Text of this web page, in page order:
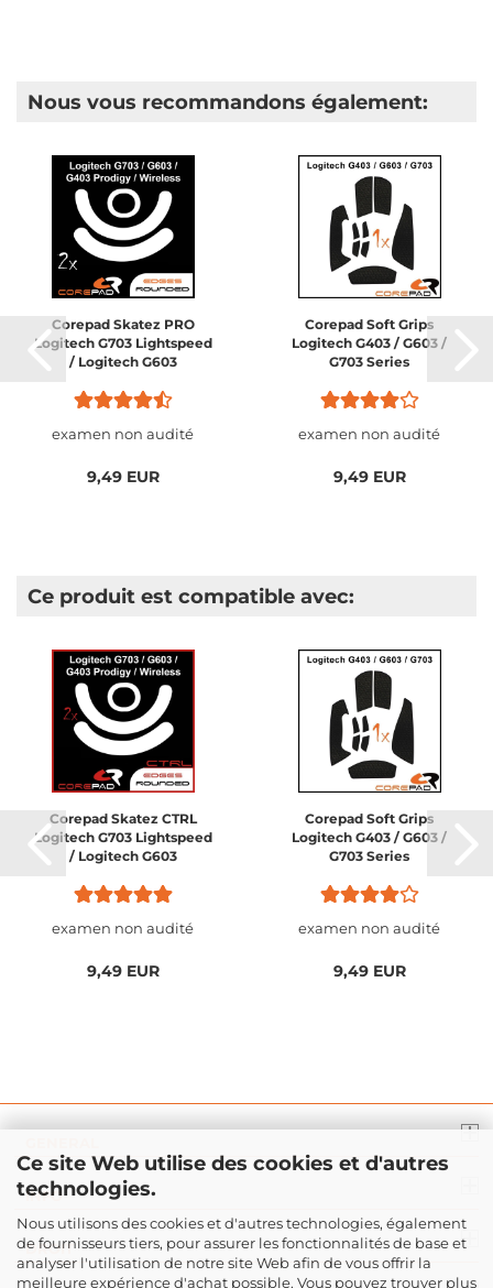
Ce site Web utilise des cookies et d'autres
technologies.
Nous utilisons des cookies et d'autres technologies, également
de fournisseurs tiers, pour assurer les fonctionnalités de base et
analyser l'utilisation de notre site Web afin de vous offrir la
meilleure expérience d'achat possible. Vous pouvez trouver plus
Nous vous recommandons également:
Corepad Skatez PRO
Logitech G703 Lightspeed
/ Logitech G603
G403 HERO / Logitech
examen non audité
9,49 EUR
Corepad Soft Grips
Logitech G403 / G603 /
G703 Series
examen non audité
9,49 EUR
Ce produit est compatible avec:
Corepad Skatez CTRL
Logitech G703 Lightspeed
/ Logitech G603
G403 HERO / Logitech
examen non audité
9,49 EUR
Corepad Soft Grips
Logitech G403 / G603 /
G703 Series
examen non audité
9,49 EUR
INFO
DROIT